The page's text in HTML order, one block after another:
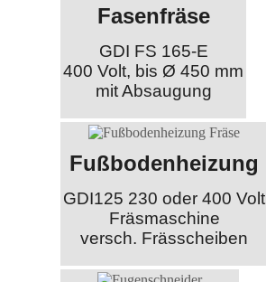
Fasenfräse
GDI FS 165-E
400 Volt, bis Ø 450 mm
mit Absaugung
Fußbodenheizung
GDI125 230 oder 400 Volt
Fräsmaschine
versch. Frässcheiben